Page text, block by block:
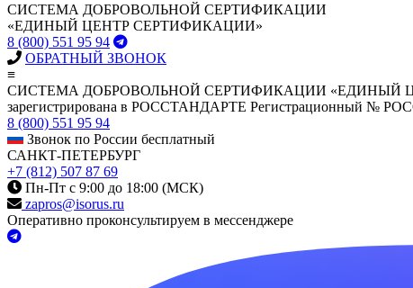
СИСТЕМА ДОБРОВОЛЬНОЙ СЕРТИФИКАЦИИ
«ЕДИНЫЙ ЦЕНТР СЕРТИФИКАЦИИ»
8 (800) 551 95 94
ОБРАТНЫЙ ЗВОНОК
≡
СИСТЕМА ДОБРОВОЛЬНОЙ СЕРТИФИКАЦИИ «ЕДИНЫЙ
зарегистрирована в РОССТАНДАРТЕ Регистрационный №
8 (800) 551 95 94
Звонок по России бесплатный
САНКТ-ПЕТЕРБУРГ
+7 (812) 507 87 69
Пн-Пт с 9:00 до 18:00 (МСК)
zapros@isorus.ru
Оперативно проконсультируем в мессенджере